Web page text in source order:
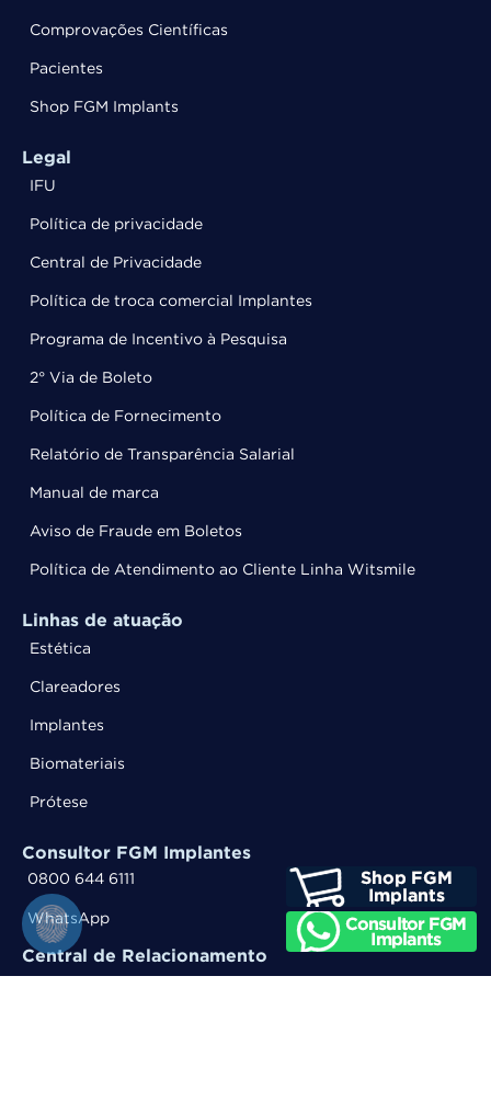
Comprovações Científicas
Pacientes
Shop FGM Implants
Legal
IFU
Política de privacidade
Central de Privacidade
Política de troca comercial Implantes
Programa de Incentivo à Pesquisa
2° Via de Boleto
Política de Fornecimento
Relatório de Transparência Salarial
Manual de marca
Aviso de Fraude em Boletos
Política de Atendimento ao Cliente Linha Witsmile
Linhas de atuação
Estética
Clareadores
Implantes
Biomateriais
Prótese
Consultor FGM Implantes
0800 644 6111
WhatsApp
Central de Relacionamento